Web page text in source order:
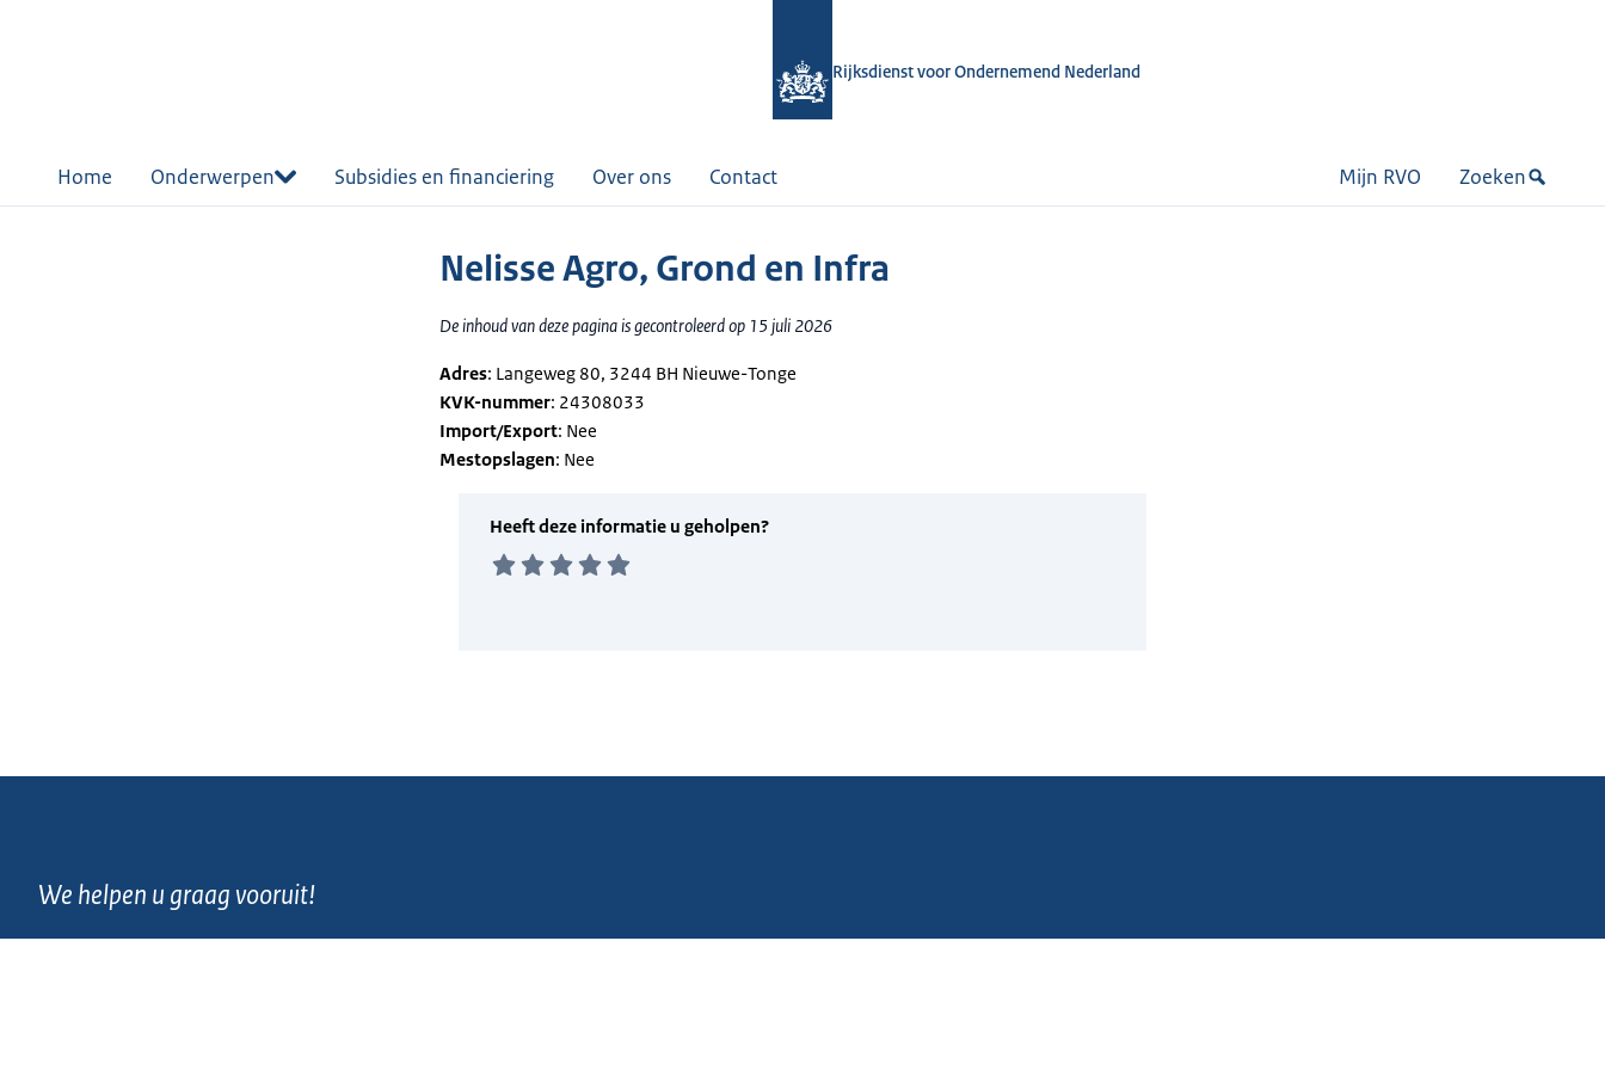
Rijksdienst voor Ondernemend Nederland
Home Onderwerpen Subsidies en financiering Over ons Contact Mijn RVO Zoeken
Nelisse Agro, Grond en Infra
De inhoud van deze pagina is gecontroleerd op 15 juli 2026
Adres: Langeweg 80, 3244 BH Nieuwe-Tonge
KVK-nummer: 24308033
Import/Export: Nee
Mestopslagen: Nee
We helpen u graag vooruit!